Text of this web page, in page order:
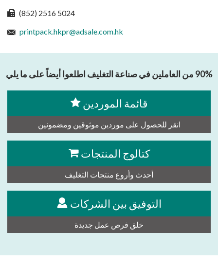
(852) 2516 5024
printpack.hkpr@adsale.com.hk
90% من العاملين في صناعة التغليف اطلعوا أيضاً على ما يلي
قائمة الموردين
انقر للحصول على موردين موثوقين ومضمونين
كتالوج المنتجات
أحدث وأروع منتجات التغليف
التوفيق بين الشركات
خلق فرص عمل جديدة